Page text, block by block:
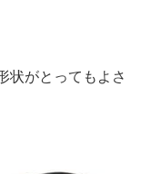
状がとってもよさ